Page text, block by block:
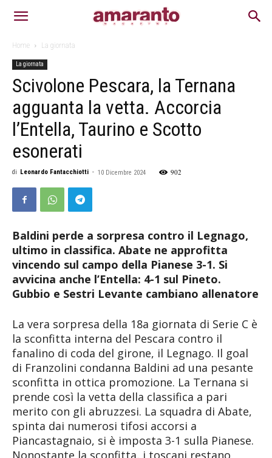
Home La giornata
La giornata
Scivolone Pescara, la Ternana
agguanta la vetta. Accorcia
l’Entella, Taurino e Scotto
esonerati
di Leonardo Fantacchiotti - 10 Dicembre 2024 902
Baldini perde a sorpresa contro il Legnago,
ultimo in classifica. Abate ne approfitta
vincendo sul campo della Pianese 3-1. Si
avvicina anche l’Entella: 4-1 sul Pineto.
Gubbio e Sestri Levante cambiano allenatore
La vera sorpresa della 18a giornata di Serie C è
la sconfitta interna del Pescara contro il
fanalino di coda del girone, il Legnago. Il goal
di Franzolini condanna Baldini ad una pesante
sconfitta in ottica promozione. La Ternana si
prende così la vetta della classifica a pari
merito con gli abruzzesi. La squadra di Abate,
spinta dai numerosi tifosi accorsi a
Piancastagnaio, si è imposta 3-1 sulla Pianese.
Nonostante la sconfitta, i toscani restano